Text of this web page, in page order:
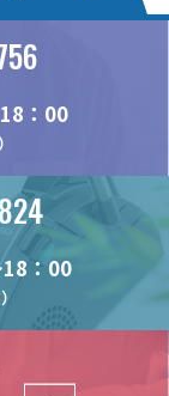
ン・エコ
ル・Pタイプ
ル・Sタイプ
ル・木製タイプ
ドパネル
：00
18：00